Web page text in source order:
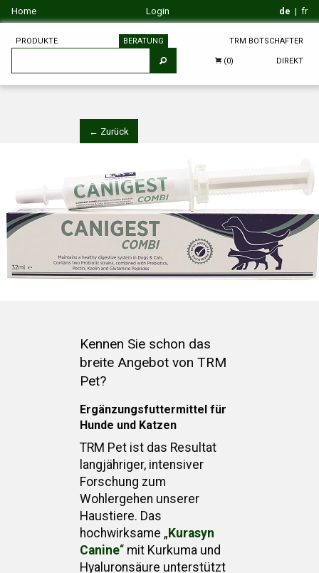
Home Login de | fr
PRODUKTE BERATUNG TRM BOTSCHAFTER
(0) DIREKT
← Zurück
Kennen Sie schon das
breite Angebot von TRM
Pet?
Ergänzungsfuttermittel für
Hunde und Katzen
TRM Pet ist das Resultat
langjähriger, intensiver
Forschung zum
Wohlergehen unserer
Haustiere. Das
hochwirksame „ Kurasyn
Canine“ mit Kurkuma und
Hyaluronsäure unterstützt